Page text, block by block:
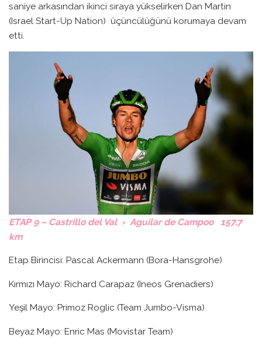
saniye arkasından ikinci sıraya yükselirken Dan Martin
(Israel Start-Up Nation) üçüncülüğünü korumaya devam
etti.
ETAP 9 – Castrillo del Val › Aguilar de Campoo 157.7
km
Etap Birincisi: Pascal Ackermann (Bora-Hansgrohe)
Kırmızı Mayo: Richard Carapaz (Ineos Grenadiers)
Yeşil Mayo: Primoz Roglic (Team Jumbo-Visma)
Beyaz Mayo: Enric Mas (Movistar Team)